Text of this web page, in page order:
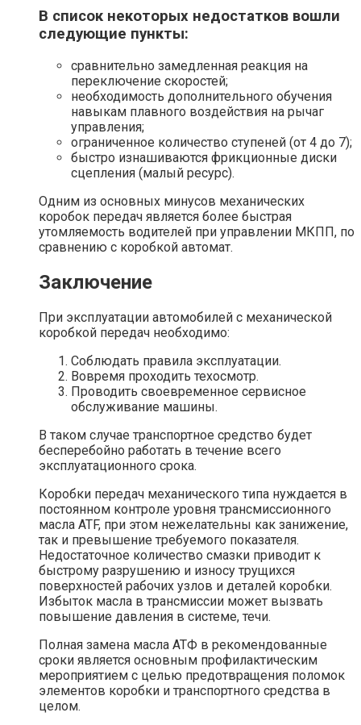
В список некоторых недостатков вошли
следующие пункты:
сравнительно замедленная реакция на
переключение скоростей;
необходимость дополнительного обучения
навыкам плавного воздействия на рычаг
управления;
ограниченное количество ступеней (от 4 до 7);
быстро изнашиваются фрикционные диски
сцепления (малый ресурс).
Одним из основных минусов механических
коробок передач является более быстрая
утомляемость водителей при управлении МКПП, по
сравнению с коробкой автомат.
Заключение
При эксплуатации автомобилей с механической
коробкой передач необходимо:
Соблюдать правила эксплуатации.
Вовремя проходить техосмотр.
Проводить своевременное сервисное
обслуживание машины.
В таком случае транспортное средство будет
бесперебойно работать в течение всего
эксплуатационного срока.
Коробки передач механического типа нуждается в
постоянном контроле уровня трансмиссионного
масла ATF, при этом нежелательны как занижение,
так и превышение требуемого показателя.
Недостаточное количество смазки приводит к
быстрому разрушению и износу трущихся
поверхностей рабочих узлов и деталей коробки.
Избыток масла в трансмиссии может вызвать
повышение давления в системе, течи.
Полная замена масла АТФ в рекомендованные
сроки является основным профилактическим
мероприятием с целью предотвращения поломок
элементов коробки и транспортного средства в
целом.